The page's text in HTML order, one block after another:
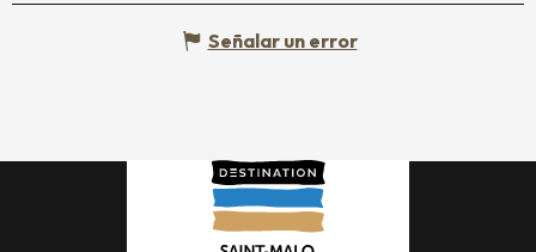
Señalar un error